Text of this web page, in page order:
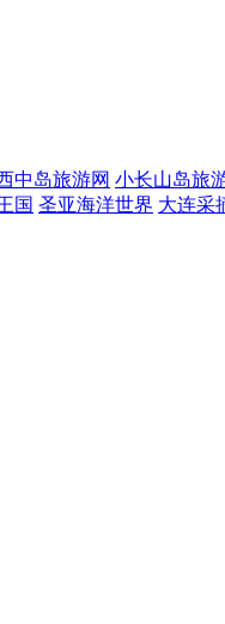
中岛旅游网 小长山岛旅
国 圣亚海洋世界 大连采